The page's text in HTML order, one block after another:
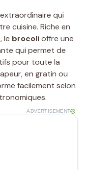
qui
cuisine. Riche en
le brocolioffre une
qui permet de
pour toute la
en gratin ou
facilement selon
ADVERTISEMENT